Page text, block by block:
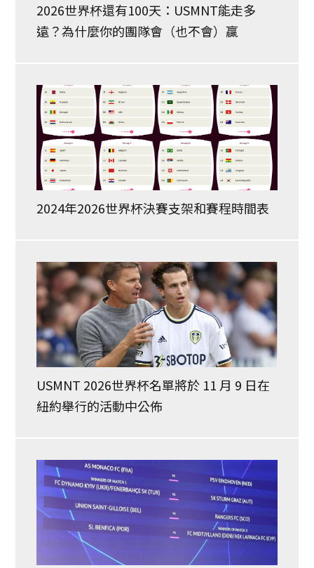
2026世界杯還有100天：USMNT能走多
遠？為什麼你的團隊會（也不會）贏
2024年2026世界杯決賽支架和賽程時間表
USMNT 2026世界杯名單將於 11 月 9 日在
紐約舉行的活動中公佈